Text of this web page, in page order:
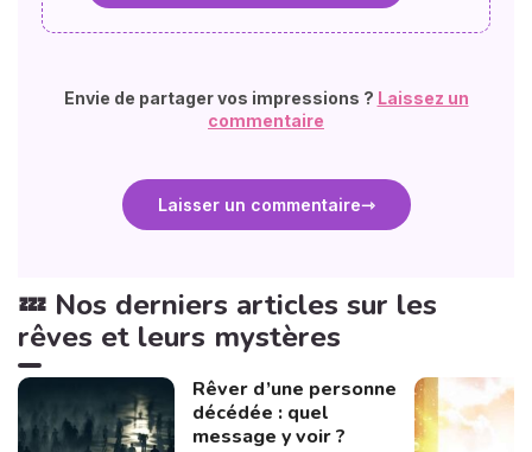
Envie de partager vos impressions ? Laissez un
commentaire
Laisser un commentaire
💤 Nos derniers articles sur les
rêves et leurs mystères
Rêver d’une personne
décédée : quel
message y voir ?